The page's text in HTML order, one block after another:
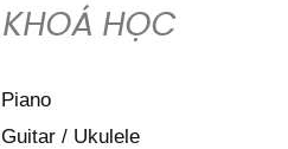
KHOÁ HỌC
Piano
Guitar / Ukulele